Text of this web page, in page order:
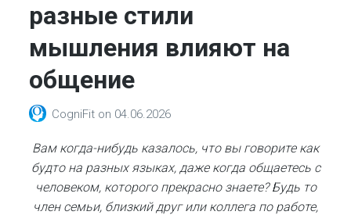
разные стили
мышления влияют на
общение
CogniFit on 04.06.2026
Вам когда-нибудь казалось, что вы говорите как
будто на разных языках, даже когда общаетесь с
человеком, которого прекрасно знаете? Будь то
член семьи, близкий друг или коллега по работе,